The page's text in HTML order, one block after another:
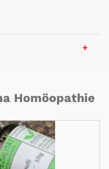
Homöopathie